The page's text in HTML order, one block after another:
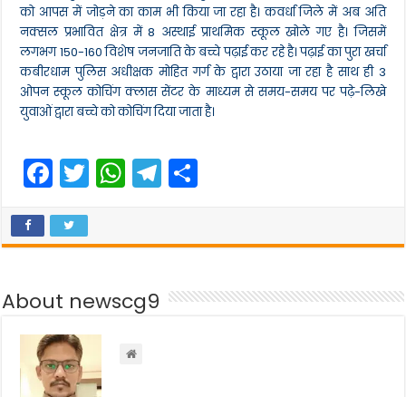
का
फार्म
को आपस में जोड़ने का काम भी किया जा रहा है। कवर्धा जिले में अब अति
नक्सल प्रभावित क्षेत्र में 8 अस्थाई प्राथमिक स्कूल खोले गए है। जिसमें
लगभग 150-160 विशेष जनजाति के बच्चे पढ़ाई कर रहे है। पढ़ाई का पुरा खर्चा
कबीरधाम पुलिस अधीक्षक मोहित गर्ग के द्वारा उठाया जा रहा है साथ ही 3
ओपन स्कूल कोचिंग क्लास सेंटर के माध्यम से समय-समय पर पढ़े-लिखे
युवाओं द्वारा बच्चे को कोचिंग दिया जाता है।
F
a
c
e
b
o
o
k
T
w
er
W
h
ts
A
p
p
T
el
gr
a
e
About newscg9